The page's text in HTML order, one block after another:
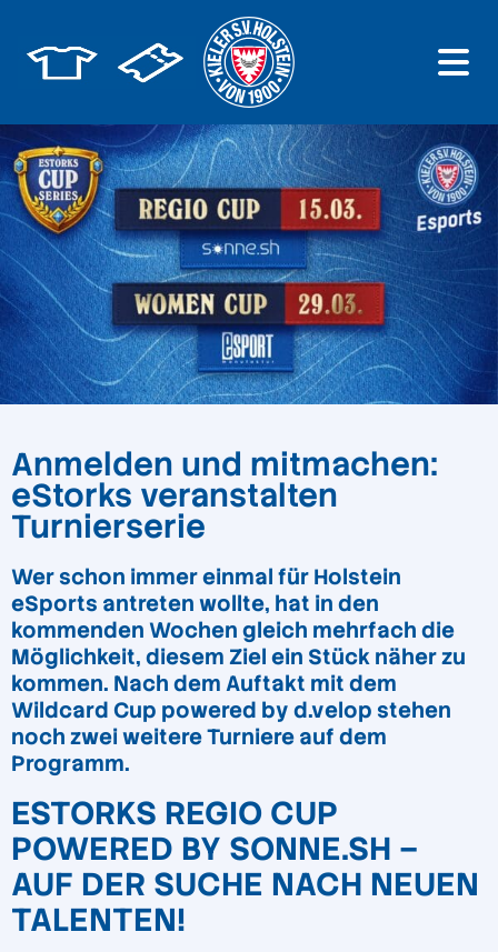
Anmelden und mitmachen:
eStorks veranstalten
Turnierserie
Wer schon immer einmal für Holstein
eSports antreten wollte, hat in den
kommenden Wochen gleich mehrfach die
Möglichkeit, diesem Ziel ein Stück näher zu
kommen. Nach dem Auftakt mit dem
Wildcard Cup powered by d.velop stehen
noch zwei weitere Turniere auf dem
Programm.
ESTORKS REGIO CUP
POWERED BY SONNE.SH –
AUF DER SUCHE NACH NEUEN
TALENTEN!